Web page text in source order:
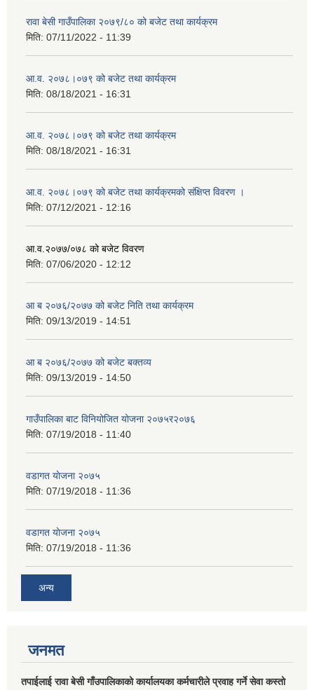
रावा बेसी गाउँपालिका २०७९/८० को बजेट तथा कार्यक्रम
मिति: 07/11/2022 - 11:39
आ.व. २०७८।०७९ को बजेट तथा कार्यक्रम
मिति: 08/18/2021 - 16:31
आ.व. २०७८।०७९ को बजेट तथा कार्यक्रम
मिति: 08/18/2021 - 16:31
आ.व. २०७८।०७९ को बजेट तथा कार्यक्रमको संक्षिप्त विवरण ।
मिति: 07/12/2021 - 12:16
आ.व.२०७७/०७८ को बजेट विवरण
मिति: 07/06/2020 - 12:12
आ ब २०७६/२०७७ को बजेट निति तथा कार्यक्रम
मिति: 09/13/2019 - 14:51
आ ब २०७६/२०७७ को बजेट बक्तव्य
मिति: 09/13/2019 - 14:50
गाउँपालिका बाट विनियोजित योजना २०७५र२०७६
मिति: 07/19/2018 - 11:40
वडागत याेजना २०७५
मिति: 07/19/2018 - 11:36
वडागत याेजना २०७५
मिति: 07/19/2018 - 11:36
अन्य
जनमत
तपाईलाई रावा बेसी गाँउपालिकाको कार्यालयका कर्मचारीले प्रवाह गर्ने सेवा कस्तो